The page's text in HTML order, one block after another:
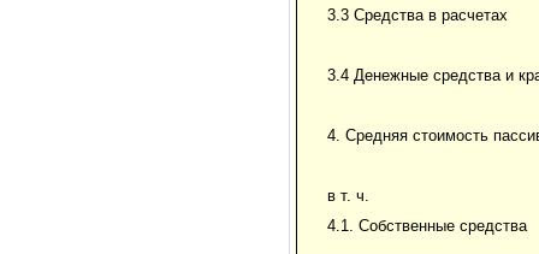
3.3 Средства в расчетах
3.4 Денежные средства и
4. Средняя стоимость
в т. ч.
4.1. Собственные средства